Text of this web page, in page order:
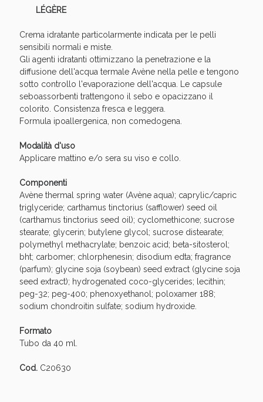
LÉGÈRE
Crema idratante particolarmente indicata per le pelli
sensibili normali e miste.
Gli agenti idratanti ottimizzano la penetrazione e la
diffusione dell'acqua termale Avène nella pelle e tengono
sotto controllo l'evaporazione dell'acqua. Le capsule
seboassorbenti trattengono il sebo e opacizzano il
colorito. Consistenza fresca e leggera.
Formula ipoallergenica, non comedogena.
Modalità d'uso
Applicare mattino e/o sera su viso e collo.
Componenti
Avène thermal spring water (Avène aqua); caprylic/capric
triglyceride; carthamus tinctorius (safflower) seed oil
(carthamus tinctorius seed oil); cyclomethicone; sucrose
stearate; glycerin; butylene glycol; sucrose distearate;
polymethyl methacrylate; benzoic acid; beta-sitosterol;
bht; carbomer; chlorphenesin; disodium edta; fragrance
(parfum); glycine soja (soybean) seed extract (glycine soja
seed extract); hydrogenated coco-glycerides; lecithin;
peg-32; peg-400; phenoxyethanol; poloxamer 188;
sodium chondroitin sulfate; sodium hydroxide.
Formato
Tubo da 40 ml.
Cod.C20630
Sconto fino al 55% disponibile oggi!
Vie Urinarie e Prostata: Sconti fino al 45% oggi!